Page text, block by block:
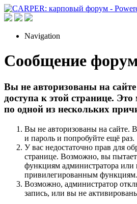
Navigation
Сообщение
Вы не авторизованы на
доступа к этой странице.
по одной из нескольких
Вы не авторизованы на сайте.
и пароль и попробуйте ещё раз.
У вас недостаточно прав для
странице. Возможно, вы
функциям администратора или
привилегированным функциям.
Возможно, администратор
запись, или вы не